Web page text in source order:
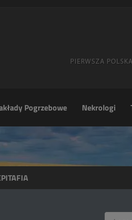
Pogrzebowe Nekrologi